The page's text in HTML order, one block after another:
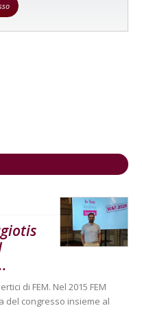
di FEM. Nel 2015 FEM
del congresso insieme al